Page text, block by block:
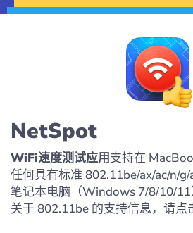
NetSpot
WiFi速度测试应用支持在
任何具有标准 802.11be/ax/ac/n/
笔记本电脑（Windows 7/8/10/
关于 802.11be 的支持信息，请点